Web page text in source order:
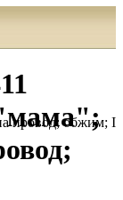
провод; обжим;